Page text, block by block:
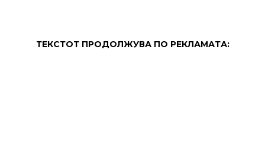
ТЕКСТОТ ПРОДОЛЖУВА ПО РЕКЛАМАТА: